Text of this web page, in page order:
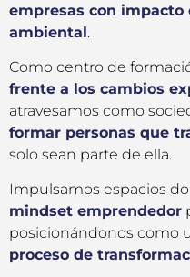
empresas con impacto
ambiental.
Como centro de
frente a los cambios
atravesamos como
formar personas que
solo sean parte de ella.
Impulsamos espacios
mindset emprendedor
posicionándonos como
proceso de